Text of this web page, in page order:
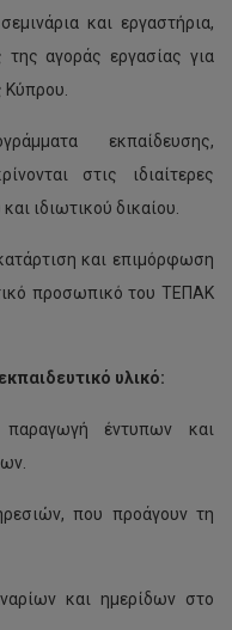
και εργαστήρια,
αγοράς εργασίας για
Κύπρου.
εκπαίδευσης,
στις ιδιαίτερες
ιδιωτικού δικαίου.
και επιμόρφωση
προσωπικό του ΤΕΠΑΚ
υλικό:
παραγωγή έντυπων και
που προάγουν τη
και ημερίδων στο